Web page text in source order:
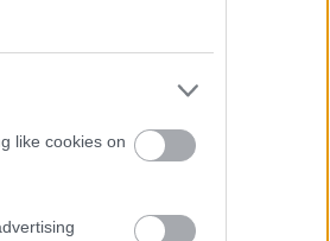
like cookies on
KM ottimo per la bici.